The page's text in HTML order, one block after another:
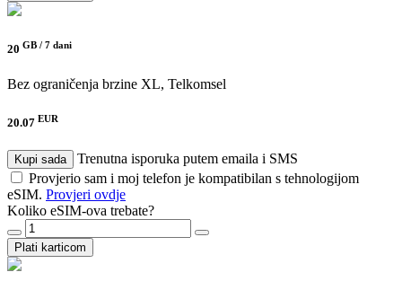
20 GB / 7 dani
Bez ograničenja brzine XL, Telkomsel
20.07 EUR
Kupi sada
Trenutna isporuka putem emaila i SMS
Provjerio sam i moj telefon je kompatibilan s tehnologijom
eSIM. Provjeri ovdje
Koliko eSIM-ova trebate?
Plati karticom